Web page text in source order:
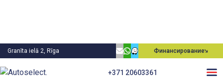
Granīta ielā 2, Rīga Финансирование
+371 20603361